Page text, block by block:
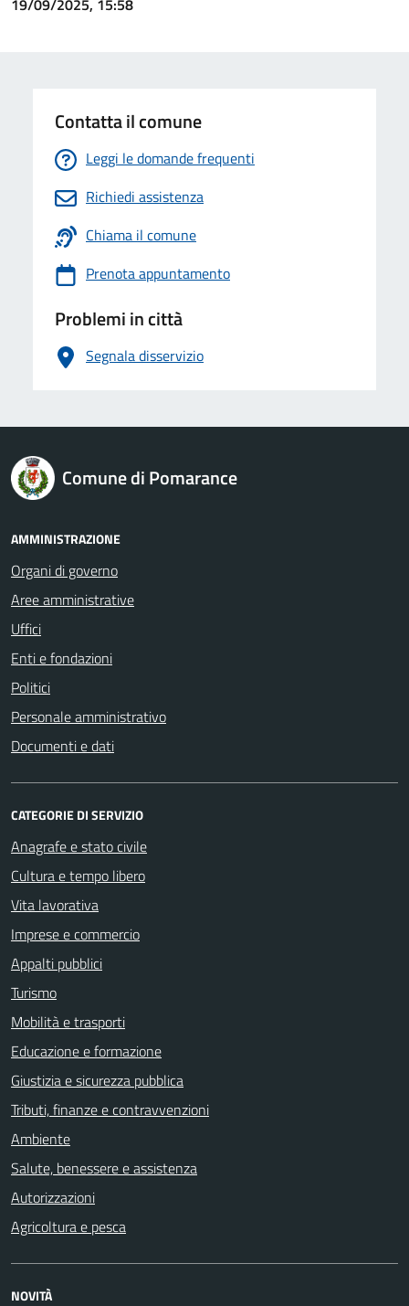
19/09/2025, 15:58
Contatta il comune
Leggi le domande frequenti
Richiedi assistenza
Chiama il comune
Prenota appuntamento
Problemi in città
Segnala disservizio
logo Unione Europea
Comune di Pomarance
AMMINISTRAZIONE
Organi di governo
Aree amministrative
Uffici
Enti e fondazioni
Politici
Personale amministrativo
Documenti e dati
CATEGORIE DI SERVIZIO
Anagrafe e stato civile
Cultura e tempo libero
Vita lavorativa
Imprese e commercio
Appalti pubblici
Turismo
Mobilità e trasporti
Educazione e formazione
Giustizia e sicurezza pubblica
Tributi, finanze e contravvenzioni
Ambiente
Salute, benessere e assistenza
Autorizzazioni
Agricoltura e pesca
NOVITÀ